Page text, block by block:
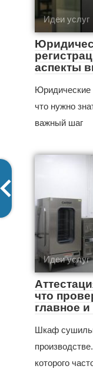
Идеи услуг
аспекты
Юридические
что нужно
важный шаг
Идеи услуг
что
главное
Шкаф
которого